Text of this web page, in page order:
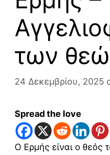
των
24 Δεκεμβρίου, 2025
Spread the love
Ο Ερμής είναι ο θεός